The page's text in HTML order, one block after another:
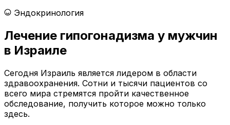
Эндокринология
Лечение гипогонадизма у мужчин
в Израиле
Сегодня Израиль является лидером в области
здравоохранения. Сотни и тысячи пациентов со
всего мира стремятся пройти качественное
обследование, получить которое можно только
здесь.